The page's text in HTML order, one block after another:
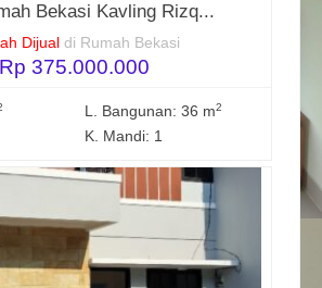
Bekasi Kavling Rizq...
Dijual di Rumah Bekasi
Rp 375.000.000
L. Bangunan: 36 m2
K. Mandi: 1